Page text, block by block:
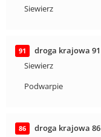
Siewierz
91
droga krajowa 91
Siewierz
Podwarpie
86
droga krajowa 86